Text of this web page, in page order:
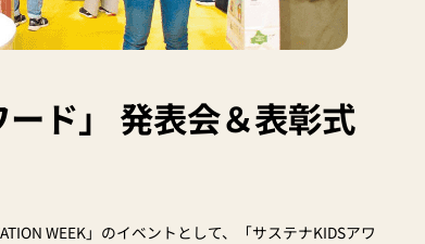
ード」 発表会＆表彰式
WEEK」のイベントとして、「サステナKIDSアワ